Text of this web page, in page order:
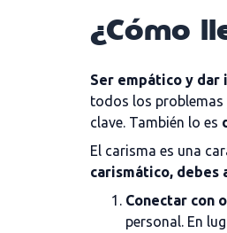
¿Cómo
Ser empático y dar
todos los problemas
clave. También lo es
El carisma es una
carismático, debes
Conectar con
personal. En